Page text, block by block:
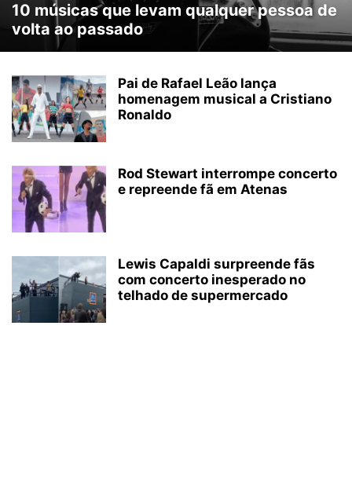
10 músicas que levam qualquer pessoa de
volta ao passado
Pai de Rafael Leão lança
homenagem musical a Cristiano
Ronaldo
Rod Stewart interrompe concerto
e repreende fã em Atenas
Lewis Capaldi surpreende fãs
com concerto inesperado no
telhado de supermercado